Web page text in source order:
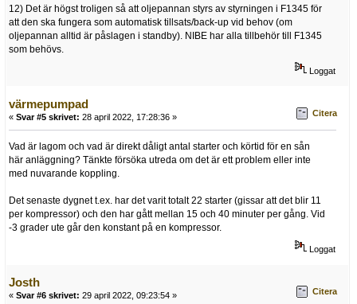
12) Det är högst troligen så att oljepannan styrs av styrningen i F1345 för
att den ska fungera som automatisk tillsats/back-up vid behov (om
oljepannan alltid är påslagen i standby). NIBE har alla tillbehör till F1345
som behövs.
Loggat
värmepumpad
« Svar #5 skrivet: 28 april 2022, 17:28:36 » Citera
Vad är lagom och vad är direkt dåligt antal starter och körtid för en sån
här anläggning? Tänkte försöka utreda om det är ett problem eller inte
med nuvarande koppling.
Det senaste dygnet t.ex. har det varit totalt 22 starter (gissar att det blir 11
per kompressor) och den har gått mellan 15 och 40 minuter per gång. Vid
-3 grader ute går den konstant på en kompressor.
Loggat
Josth
« Svar #6 skrivet: 29 april 2022, 09:23:54 » Citera